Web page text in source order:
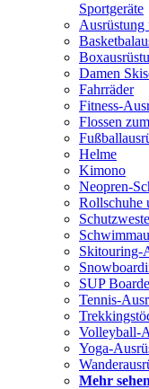
Sportgeräte
Ausrüstung
Damen
Fahrräder
Fitness-
Flossen
Helme
Kimono
Neopren-
Rollschuhe
Skitouring-
SUP
Tennis-
Volleyball-
Yoga-
Mehr